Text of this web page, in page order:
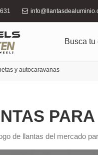
Busca tu
y autocaravanas
de llantas del mercado